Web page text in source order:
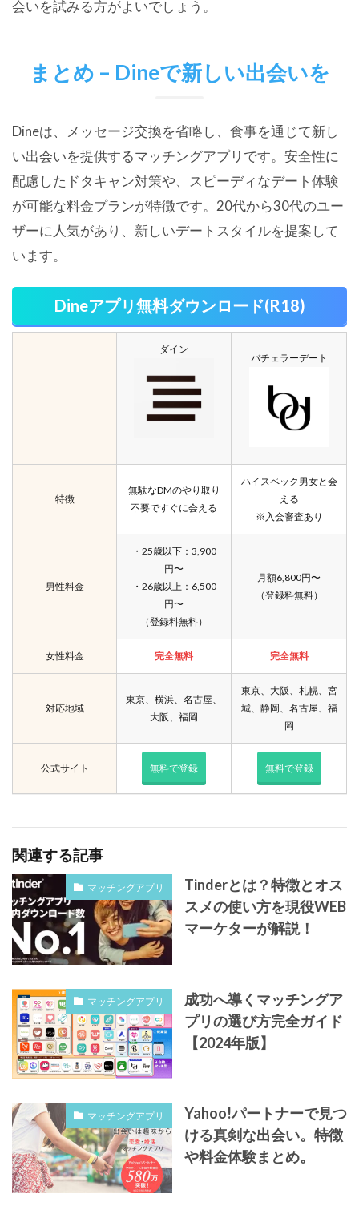
会いを試みる方がよいでしょう。
まとめ – Dineで新しい出会いを
Dineは、メッセージ交換を省略し、食事を通じて新し
い出会いを提供するマッチングアプリです。安全性に
配慮したドタキャン対策や、スピーディなデート体験
が可能な料金プランが特徴です。20代から30代のユー
ザーに人気があり、新しいデートスタイルを提案して
います。
Dineアプリ無料ダウンロード(R18)
ダイン
バチェラーデート
特徴
無駄なDMのやり取り
不要ですぐに会える
ハイスペック男女と会
える
※入会審査あり
男性料金
・25歳以下：3,900
円〜
・26歳以上：6,500
円〜
（登録料無料）
月額6,800円〜
（登録料無料）
女性料金 完全無料 完全無料
対応地域
東京、横浜、名古屋、
大阪、福岡
東京、大阪、札幌、宮
城、静岡、名古屋、福
岡
公式サイト 無料で登録 無料で登録
関連する記事
マッチングアプリ
Tinderとは？特徴とオス
スメの使い方を現役WEB
マーケターが解説！
マッチングアプリ
成功へ導くマッチングア
プリの選び方完全ガイド
【2024年版】
マッチングアプリ
Yahoo!パートナーで見つ
ける真剣な出会い。特徴
や料金体験まとめ。